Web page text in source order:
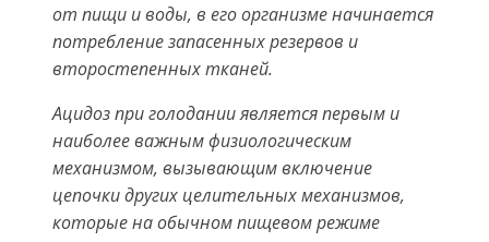
от пищи и воды, в его организме начинается
потребление запасенных резервов и
второстепенных тканей.
Ацидоз при голодании является первым и
наиболее важным физиологическим
механизмом, вызывающим включение
цепочки других целительных механизмов,
которые на обычном пищевом режиме